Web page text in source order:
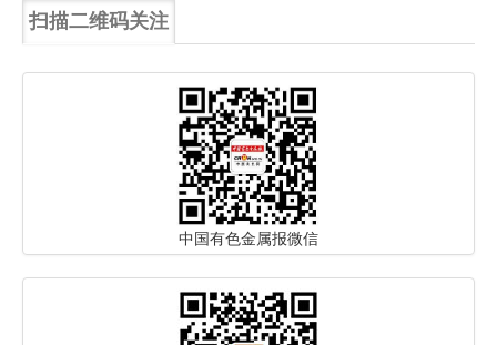
扫描二维码关注
中国有色金属报微信